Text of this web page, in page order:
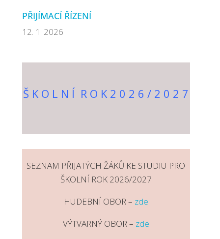
PŘIJÍMACÍ ŘÍZENÍ
12. 1. 2026
Š K O L N Í R O K 2 0 2 6 / 2 0 2 7
SEZNAM PŘIJATÝCH ŽÁKŮ KE STUDIU PRO
ŠKOLNÍ ROK 2026/2027
HUDEBNÍ OBOR – zde
VÝTVARNÝ OBOR – zde